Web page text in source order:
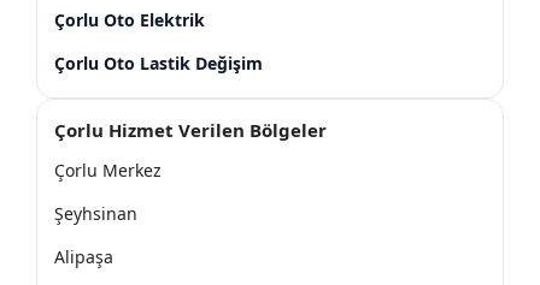
Çorlu Oto Elektrik
Çorlu Oto Lastik Değişim
Çorlu Hizmet Verilen Bölgeler
Çorlu Merkez
Şeyhsinan
Alipaşa